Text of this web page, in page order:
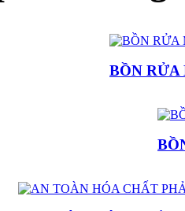
BỒN RỬA